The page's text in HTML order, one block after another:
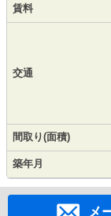
賃料
交通
間取り(面積)
築年月
メ